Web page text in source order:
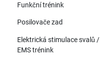
Funkční trénink
Posilovače zad
Elektrická stimulace svalů /
EMS trénink